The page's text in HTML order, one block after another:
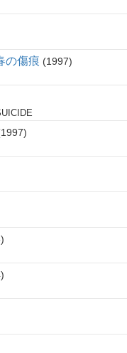
の傷痕 1997
1997